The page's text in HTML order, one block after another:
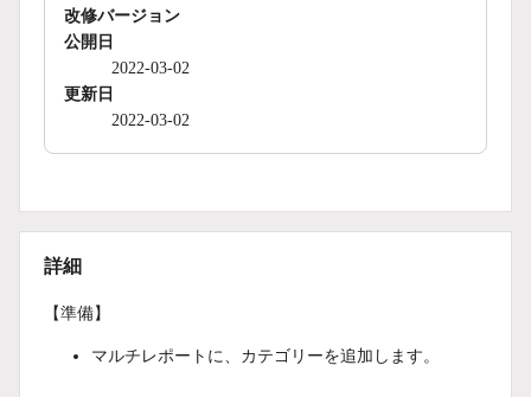
改修バージョン
公開日
2022-03-02
更新日
2022-03-02
詳細
【準備】
マルチレポートに、カテゴリーを追加します。